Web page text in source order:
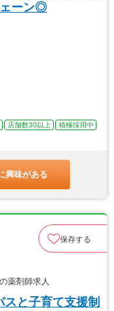
ェーン◎
店舗数30以上
積極採用中
興味がある
保存する
薬剤師求人
スと子育て支援制